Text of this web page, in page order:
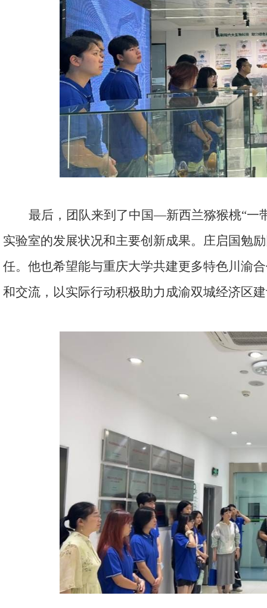
最后，团队来到了中国—新西兰猕猴桃“一
实验室的发展状况和主要创新成果。庄启国勉
任。他也希望能与重庆大学共建更多特色川渝
和交流，以实际行动积极助力成渝双城经济区